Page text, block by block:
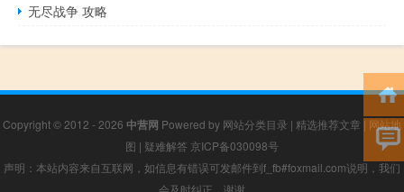
无尽战争 攻略
Copyright © 2012 - 2026 中营网 Powered by 网站分类目录 | 精选推荐文章 | 网站地
图 | 疑难解答 京ICP备030098号
声明：本站内容来自互联网，如信息有错误可发邮件到f_fb#foxmail.com说明，我们
会及时纠正，谢谢